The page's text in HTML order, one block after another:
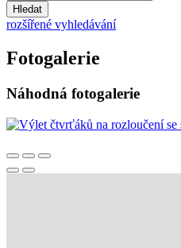
Hledat
rozšířené vyhledávání
Fotogalerie
Náhodná fotogalerie